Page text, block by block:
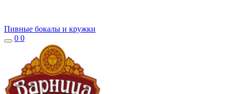
Пивные бокалы и кружки
0 0